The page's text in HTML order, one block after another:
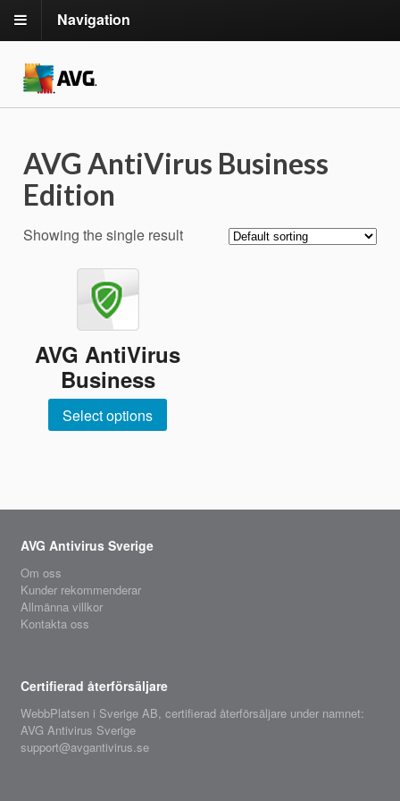
Navigation
AVG AntiVirus Business
Edition
Showing the single result
AVG AntiVirus
Business
Select options
AVG Antivirus Sverige
Om oss
Kunder rekommenderar
Allmänna villkor
Kontakta oss
Certifierad återförsäljare
WebbPlatsen i Sverige AB, certifierad återförsäljareunder namnet:
AVG Antivirus Sverige
support@avgantivirus.se